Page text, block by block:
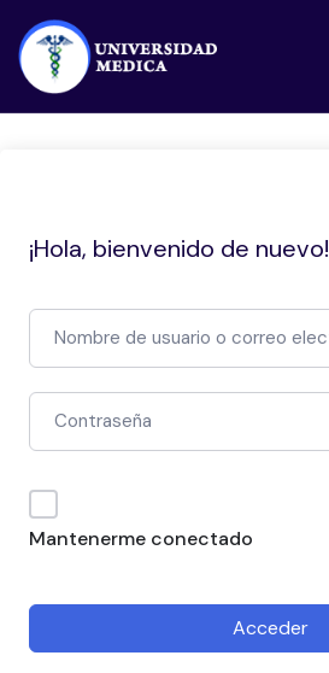
¡Hola, bienvenido de nuevo!
Mantenerme conectado
Acceder